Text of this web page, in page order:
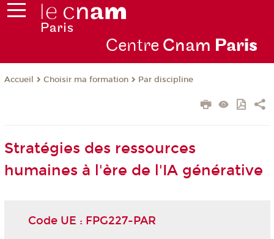
Centre Cnam Paris
Accueil Choisir ma formation Par discipline
Stratégies des ressources
humaines à l'ère de l'IA générative
Code UE : FPG227-PAR